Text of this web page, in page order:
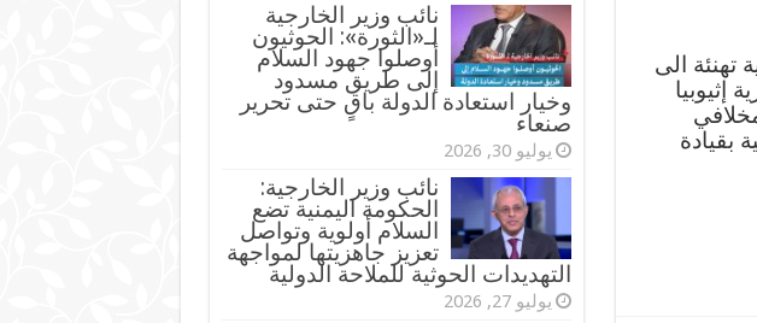
تهنئة الى
إثيوبيا
بقيادة
‏نائب وزير الخارجية
لـ«الثورة»: الحوثيون
أوصلوا جهود السلام
إلى طريق مسدود
وخيار استعادة الدولة باقٍ حتى تحرير
صنعاء
يوليو 30, 2026
نائب وزير الخارجية:
الحكومة اليمنية تضع
السلام أولوية وتواصل
تعزيز جاهزيتها لمواجهة
التهديدات الحوثية للملاحة الدولية
يوليو 27, 2026